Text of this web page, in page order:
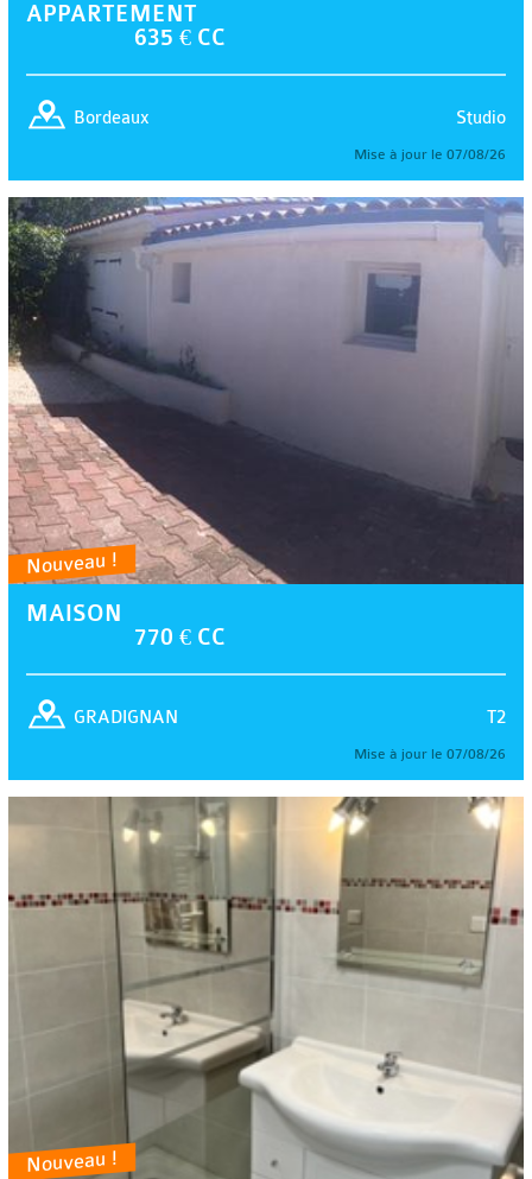
APPARTEMENT
635 € CC
Studio
Bordeaux
Mise à jour le 07/08/26
Nouveau !
MAISON
770 € CC
T2
GRADIGNAN
Mise à jour le 07/08/26
Nouveau !